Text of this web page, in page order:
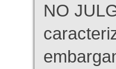
NO